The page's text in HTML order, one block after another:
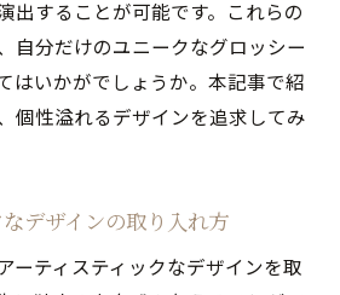
出することが可能です。これらの
自分だけのユニークなグロッシー
はいかがでしょうか。本記事で紹
個性溢れるデザインを追求してみ
デザインの取り入れ方
ーティスティックなデザインを取